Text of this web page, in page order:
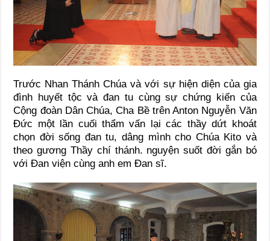
Trước Nhan Thánh Chúa và với sự hiện diện của gia
đình huyết tộc và đan tu cùng sự chứng kiến của
Cộng đoàn Dân Chúa, Cha Bề trên Anton Nguyễn Văn
Đức một lần cuối thẩm vấn lại các thầy dứt khoát
chọn đời sống đan tu, dâng mình cho Chúa Kito và
theo gương Thầy chí thánh. nguyện suốt đời gắn bó
với Đan viện cùng anh em Đan sĩ.